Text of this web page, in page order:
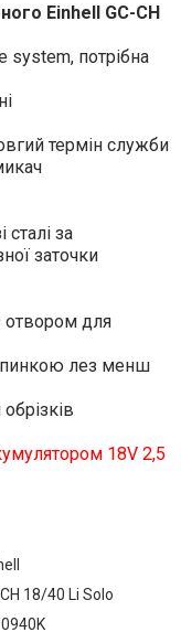
Einhell GC-CH
system, потрібна
термін служби
сталі за
заточки
отвором для
лез менш
18V 2,5
18/40 Li Solo